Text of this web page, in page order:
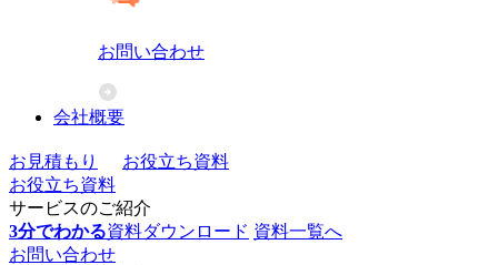
お問い合わせ
会社概要
お見積もり
お役立ち資料
お役立ち資料
サービスのご紹介
3分でわかる資料ダウンロード 資料一覧へ
お問い合わせ